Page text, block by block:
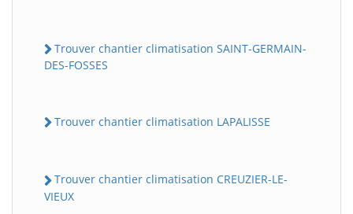
Trouver chantier climatisation SAINT-GERMAIN-
DES-FOSSES
Trouver chantier climatisation LAPALISSE
Trouver chantier climatisation CREUZIER-LE-
VIEUX